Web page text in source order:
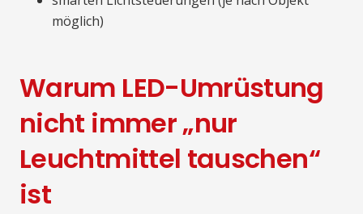
möglich)
Warum LED-Umrüstung
nicht immer „nur
Leuchtmittel tauschen“
ist